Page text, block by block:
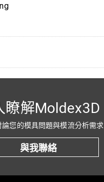
瞭解Moldex3D
論您的模具問題與模流分析需求
與我聯絡